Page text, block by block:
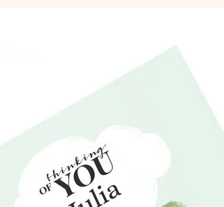
Klanten beoordelen ons met een 4,7
iets unieks – met haar naam, jullie foto of